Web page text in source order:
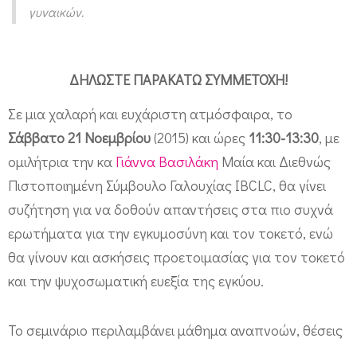
σ
ν
ρ
ι
ο
τ
ο
ε
γυναικών.
ΔΗΛΩΣTΕ ΠΑΡΑΚΑΤΩ ΣΥΜΜΕΤΟΧΗ!
Σε μια χαλαρή και ευχάριστη ατμόσφαιρα, το
Σάββατο 21 Νοεμβρίου(2015) και ώρες 11:30-13:30, με
ομιλήτρια την κα Γιάννα Βασιλάκη Μαία και Διεθνώς
Πιστοποιημένη Σύμβουλο Γαλουχίας IBCLC, θα γίνει
συζήτηση για να δοθούν απαντήσεις στα πιο συχνά
ερωτήματα για την εγκυμοσύνη και τον τοκετό, ενώ
θα γίνουν και ασκήσεις προετοιμασίας για τον τοκετό
και την ψυχοσωματική ευεξία της εγκύου.
Το σεμινάριο περιλαμβάνει μάθημα αναπνοών, θέσεις